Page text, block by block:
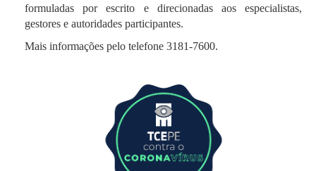
formuladas por escrito e direcionadas aos especialistas,
gestores e autoridades participantes.
Mais informações pelo telefone 3181-7600.